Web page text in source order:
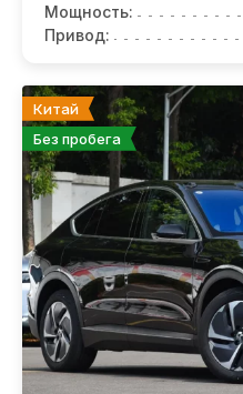
Мощность:
Привод:
Китай
Без пробега